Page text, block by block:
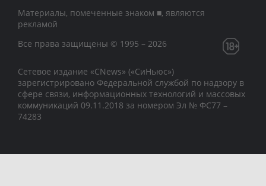
Материалы, помеченные знаком ■, являются
рекламой
Все права защищены © 1995 – 2026
Сетевое издание «CNews» («СиНьюс»)
зарегистрировано Федеральной службой по надзору в
сфере связи, информационных технологий и массовых
коммуникаций 09.11.2018 за номером Эл № ФС77 –
74283